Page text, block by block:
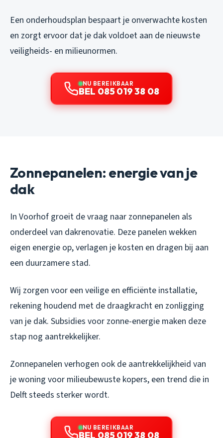
Een onderhoudsplan bespaart je onverwachte kosten
en zorgt ervoor dat je dak voldoet aan de nieuwste
veiligheids- en milieunormen.
NU BEREIKBAAR
BEL 085 019 38 08
Zonnepanelen: energie van je
dak
In Voorhof groeit de vraag naar zonnepanelen als
onderdeel van dakrenovatie. Deze panelen wekken
eigen energie op, verlagen je kosten en dragen bij aan
een duurzamere stad.
Wij zorgen voor een veilige en efficiënte installatie,
rekening houdend met de draagkracht en zonligging
van je dak. Subsidies voor zonne-energie maken deze
stap nog aantrekkelijker.
Zonnepanelen verhogen ook de aantrekkelijkheid van
je woning voor milieubewuste kopers, een trend die in
Delft steeds sterker wordt.
NU BEREIKBAAR
BEL 085 019 38 08